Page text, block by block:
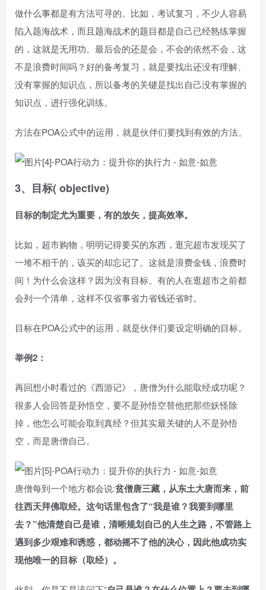
做什么事都是有方法可寻的。比如，考试复习，不少人容易
陷入题海战术，而且题海战术的题目都是自己已经熟练掌握
的，这就是无用功。最后会的还是会，不会的依然不会，这
不是浪费时间吗？好的备考复习，就是要找出还没有理解、
没有掌握的知识点，所以备考的关键是找出自己没有掌握的
知识点，进行强化训练。
方法在POA公式中的运用，就是伙伴们要找到有效的方法。
3、目标( objective)
目标的制定尤为重要，有的放矢，提高效率。
比如，超市购物，明明记得要买的东西，逛完超市发现买了
一堆不相干的，该买的却忘记了。这就是浪费金钱，浪费时
间！为什么会这样？因为没有目标。有的人在逛超市之前都
会列一个清单，这样不仅省事省力省钱还省时。
目标在POA公式中的运用，就是伙伴们要设定明确的目标。
举例2：
再回想小时看过的《西游记》，唐僧为什么能取经成功呢？
很多人会回答是孙悟空，要不是孙悟空替他把那些妖怪除
掉，他怎么可能会取到真经？但其实最关键的人不是孙悟
空，而是唐僧自己。
唐僧每到一个地方都会说:贫僧唐三藏，从东土大唐而来，前
往西天拜佛取经。这句话里包含了“我是谁？我要到哪里
去？”他清楚自己是谁，清晰规划自己的人生之路，不管路上
遇到多少艰难和诱惑，都动摇不了他的决心，因此他成功实
现他唯一的目标（取经）。